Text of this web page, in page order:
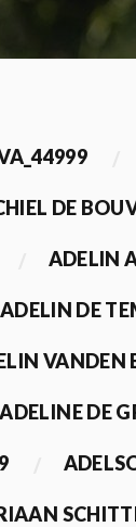
DE
ADELIN
ADELIN DE
VANDEN
ADELINE DE